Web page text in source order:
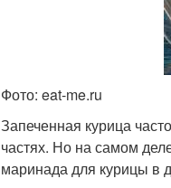
Фото: eat-me.ru
Запеченная курица
частях. Но на самом
маринада для курицы в